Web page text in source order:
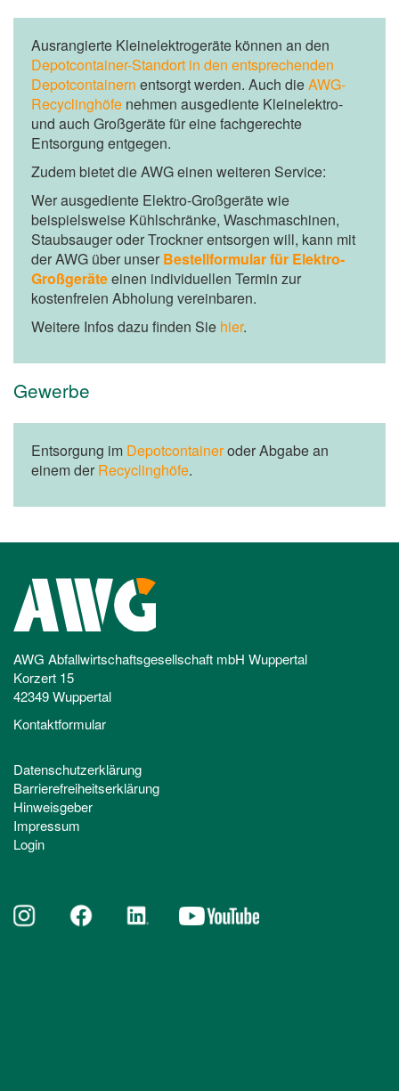
Ausrangierte Kleinelektrogeräte können an den
Depotcontainer-Standort in den entsprechenden
Depotcontainern entsorgt werden. Auch dieAWG-
Recyclinghöfe nehmen ausgediente Kleinelektro-
und auch Großgeräte für eine fachgerechte
Entsorgung entgegen.
Zudem bietet die AWG einen weiteren Service:
Wer ausgediente Elektro-Großgeräte wie
beispielsweise Kühlschränke, Waschmaschinen,
Staubsauger oder Trockner entsorgen will, kann mit
der AWG über unser Bestellformular für Elektro-
Großgeräteeinen individuellen Termin zur
kostenfreien Abholung vereinbaren.
Weitere Infos dazu finden Sie hier.
Gewerbe
Entsorgung im Depotcontaineroder Abgabe an
einem der Recyclinghöfe.
AWG Abfallwirtschaftsgesellschaft mbH Wuppertal
Korzert 15
42349 Wuppertal
Kontaktformular
Datenschutzerklärung
Barrierefreiheitserklärung
Hinweisgeber
Impressum
Login